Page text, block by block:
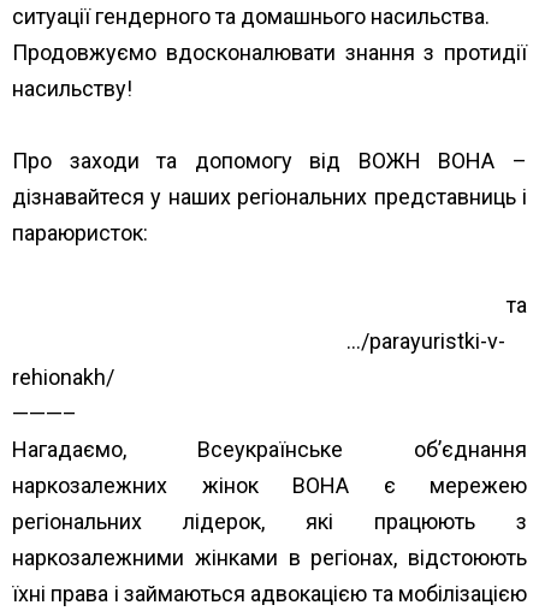
ситуації гендерного та домашнього насильства.
Продовжуємо вдосконалювати знання з протидії
насильству!
Про заходи та допомогу від ВОЖН ВОНА –
дізнавайтеся у наших регіональних представниць і
параюристок:
та
…/parayuristki-v-
rehionakh/
———–
Нагадаємо, Всеукраїнське об’єднання
наркозалежних жінок ВОНА є мережею
регіональних лідерок, які працюють з
наркозалежними жінками в регіонах, відстоюють
їхні права і займаються адвокацією та мобілізацією